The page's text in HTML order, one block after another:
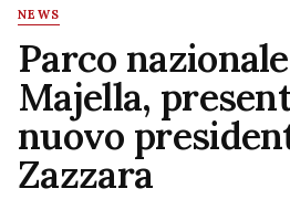
NEWS
Parco
Majella,
nuovo
Zazzara